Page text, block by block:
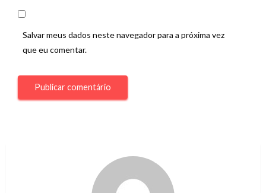
Salvar meus dados neste navegador para a próxima vez
que eu comentar.